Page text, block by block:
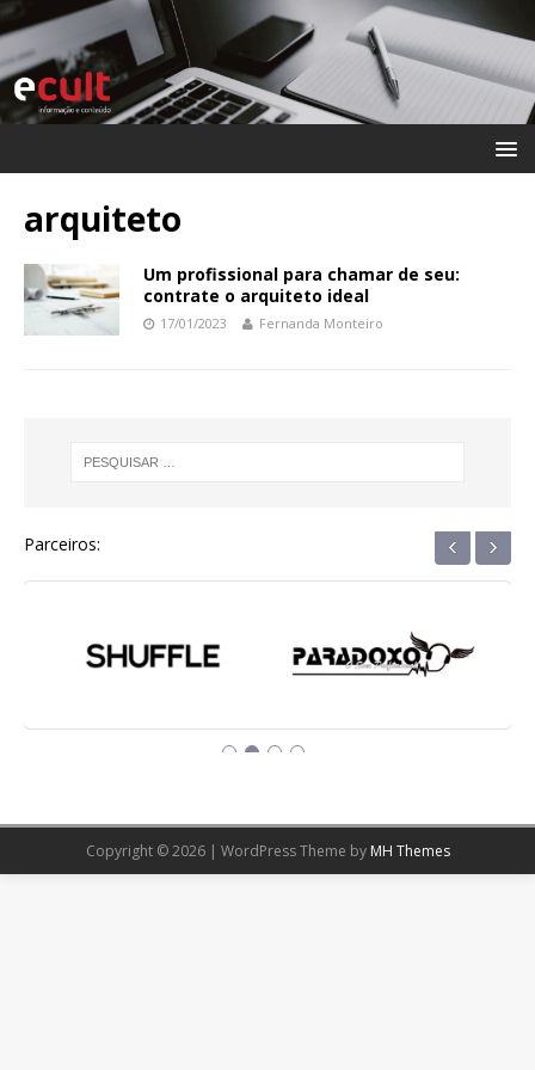
arquiteto
Um profissional para chamar de seu:
contrate o arquiteto ideal
17/01/2023 Fernanda Monteiro
Parceiros: ‹ ›
Copyright © 2026 | WordPress Theme by MH Themes